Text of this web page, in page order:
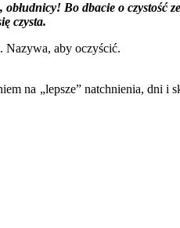
Bo dbacie o czystość
czysta.
Nazywa, aby oczyścić.
na „lepsze” natchnienia, dni i